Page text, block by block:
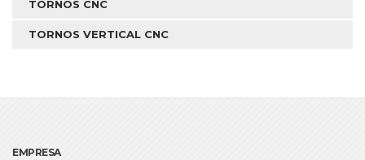
TORNOS CNC
TORNOS VERTICAL CNC
EMPRESA